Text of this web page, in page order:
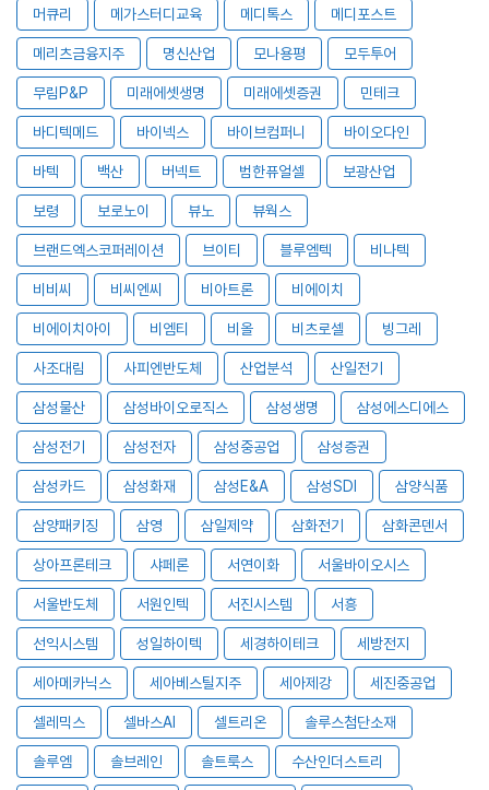
머큐리 메가스터디교육 메디톡스 메디포스트
메리츠금융지주 명신산업 모나용평 모두투어
무림P&P 미래에셋생명 미래에셋증권 민테크
바디텍메드 바이넥스 바이브컴퍼니 바이오다인
바텍 백산 버넥트 범한퓨얼셀 보광산업
보령 보로노이 뷰노 뷰웍스
브랜드엑스코퍼레이션 브이티 블루엠텍 비나텍
비비씨 비씨엔씨 비아트론 비에이치
비에이치아이 비엠티 비올 비츠로셀 빙그레
사조대림 사피엔반도체 산업분석 산일전기
삼성물산 삼성바이오로직스 삼성생명 삼성에스디에스
삼성전기 삼성전자 삼성중공업 삼성증권
삼성카드 삼성화재 삼성E&A 삼성SDI 삼양식품
삼양패키징 삼영 삼일제약 삼화전기 삼화콘덴서
상아프론테크 샤페론 서연이화 서울바이오시스
서울반도체 서원인텍 서진시스템 서흥
선익시스템 성일하이텍 세경하이테크 세방전지
세아메카닉스 세아베스틸지주 세아제강 세진중공업
셀레믹스 셀바스AI 셀트리온 솔루스첨단소재
솔루엠 솔브레인 솔트룩스 수산인더스트리